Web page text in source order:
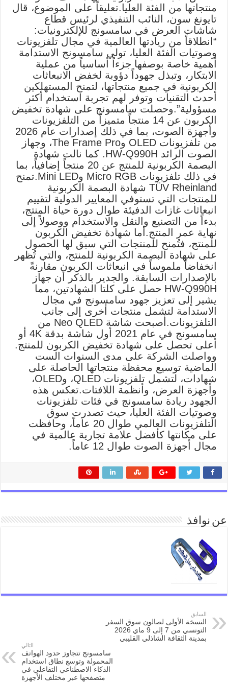
منتجاتها من الفئة العليا.تعليقاً على الموضوع، قال
تايونغ سون، النائب التنفيذي لرئيس قطاع
شاشات العرض في سامسونج للإلكترونيات:
“انطلاقاً من ريادتها العالمية في مجال تلفزيونات
وصوتيات الفئة العليا، تولي سامسونج الاستدامة
أهمية خاصة بوصفها جزءاً أساسياً من عملية
الابتكار، وتبذل جهوداً دؤوبة لخفض الانبعاثات
الكربونية في جميع منتجاتها، لتمنح المستهلكين
أحدث التقنيات وتوفر لهم تجربة استخدام أكثر
مسؤولية”.وحصلت سامسونج على شهادة تخفيض
الكربون عن 14 منتجاً متميزاً من التلفزيونات
وأجهزة الصوت، بما في ذلك إصدارات عام 2026
من تلفزيونات OLED وThe Frame Pro، وجهاز
الصوت الرائد HW-Q990H. كما نالت شهادة
البصمة الكربونية للمنتج عن 20 منتجاً إضافياً، بما
في ذلك تلفزيونات Micro RGB وMini LED.تمنح
TÜV Rheinland شهادة البصمة الكربونية
للمنتجات التي تستوفي المعايير الدولية لتقييم
انبعاثات غازات الدفيئة طوال دورة حياة المنتج،
بدءاً من التصنيع والنقل والاستخدام ووصولاً إلى
نهاية عمر المنتج.أما شهادة تخفيض الكربون
للمنتج، فتُمنح للمنتجات التي سبق لها الحصول
على شهادة البصمة الكربونية للمنتج، والتي تُظهر
انخفاضاً ملموساً في انبعاثات الكربون مقارنةً
بالإصدارات السابقة. والجدير بالذكر أن جهاز
HW-Q990H حصل على كلتا الشهادتين، مما
يشير إلى تعزيز جهود سامسونج في مجال
الاستدامة لتشمل منتجات أخرى إلى جانب
التلفزيونات.أصبحت شاشة Neo QLED من
سامسونج في عام 2021 أول شاشة بدقة 4K أو
أعلى تحصل على شهادة تخفيض الكربون للمنتج.
وواصلت الشركة على مدى السنوات الست
الماضية توسيع محفظة منتجاتها الحاصلة على
شهادات، لتشمل تلفزيونات QLED، وOLED،
وأجهزة العرض، وأنظمة اللافتات.تعكس هذه
الجهود ريادة سامسونج في فئات تلفزيونات
وصوتيات الفئة العليا، حيث تصدرت سوق
التلفزيونات العالمي طوال 20 عاماً، وحافظت
على مكانتها كأفضل علامة تجارية عالمية في
مجال أجهزة الصوت طوال 12 عاماً.
عن نوافذ
السابق
النسخة الأولى لصالون سوق السفر
التونسي من 7 إلى 9 ماي 2026
بمدينة الثقافة الشاذلي القليبي
التالي
سامسونج تتجاوز حدود الهواتف
المحمولة وتوسع نطاق استخدام
الذكاء الاصطناعي التفاعلي في
متصفحها عبر مختلف الأجهزة